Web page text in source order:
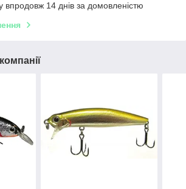
впродовж 14 днів за домовленістю